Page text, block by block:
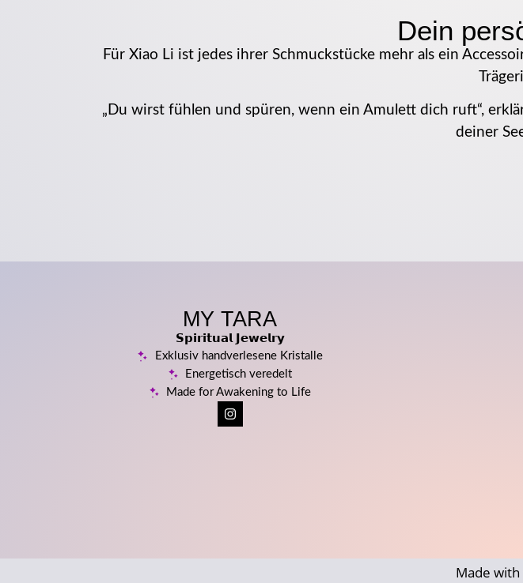
Dein
Für Xiao Li ist jedes ihrer Schmuckstücke mehr als ein
„Du wirst fühlen und spüren, wenn ein Amulett dich ruft“,
deiner
MY TARA
𝗦𝗽𝗶𝗿𝗶𝘁𝘂𝗮𝗹 𝗝𝗲𝘄𝗲𝗹𝗿𝘆
Exklusiv handverlesene Kristalle
Energetisch veredelt
Made for Awakening to Life
Made